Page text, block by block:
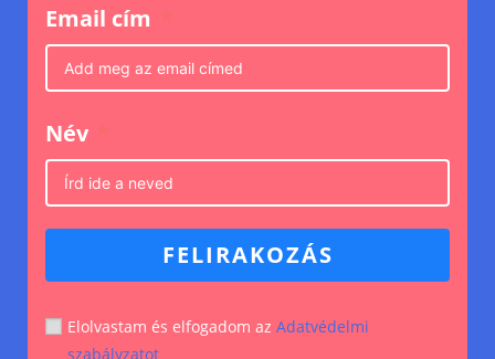
Email cím
Név
FELIRAKOZÁS
Elolvastam és elfogadom az Adatvédelmi
szabályzatot